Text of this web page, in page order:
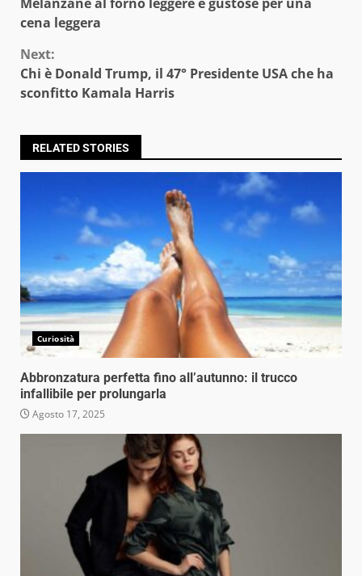
Reading
cena leggera
Next:
Chi è Donald Trump, il 47° Presidente USA che ha
sconfitto Kamala Harris
RELATED STORIES
Curiosità
Abbronzatura perfetta fino all’autunno: il trucco
infallibile per prolungarla
Agosto 17, 2025